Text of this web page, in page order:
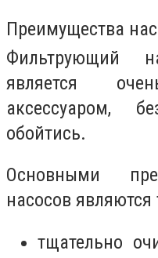
Преимущества
Фильтрующий
является
аксессуаром,
обойтись.
Основными
насосов являются
тщательно